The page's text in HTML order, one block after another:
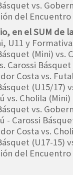
vs.
del
en el SUM de
U11 y
(Mini) vs.
Carossi
Costa vs.
(U15/17)
vs. Cholila (Mini)
vs.
- Carossi
Costa vs.
(U17-15)
del